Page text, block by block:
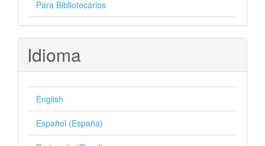
Para Bibliotecários
Idioma
English
Español (España)